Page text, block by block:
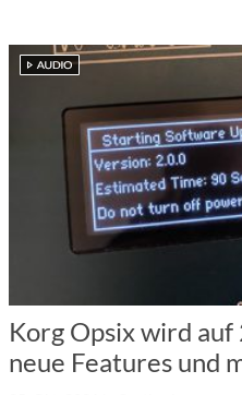
Korg Opsix wird
neue Features und